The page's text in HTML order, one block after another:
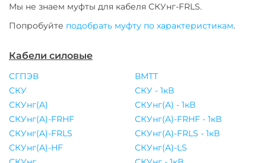
Мы не знаем муфты для кабеля СКУнг-FRLS.
Попробуйте подобрать муфту по характеристикам.
Кабели силовые
СГПЭВ
ВМТТ
СКУ
СКУ - 1кВ
СКУнг(A)
СКУнг(A) - 1кВ
СКУнг(A)-FRHF
СКУнг(A)-FRHF - 1кВ
СКУнг(A)-FRLS
СКУнг(A)-FRLS - 1кВ
СКУнг(A)-HF
СКУнг(A)-LS